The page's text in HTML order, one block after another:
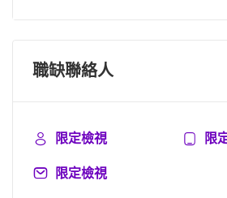
職缺聯絡人
限定檢視
限
限定檢視